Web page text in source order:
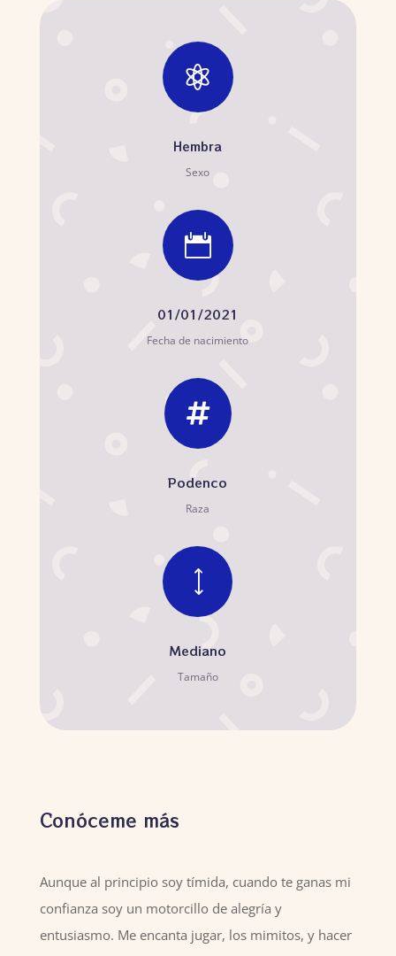

Hembra
Sexo

01/01/2021
Fecha de nacimiento

Podenco
Raza
)
Mediano
Tamaño
Conóceme más
Aunque al principio soy tímida, cuando te ganas mi
confianza soy un motorcillo de alegría y
entusiasmo. Me encanta jugar, los mimitos, y hacer